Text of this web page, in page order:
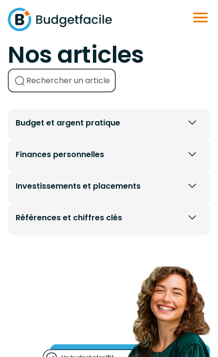
Nos articles
Budget et argent pratique
Finances personnelles
Investissements et placements
Références et chiffres clés